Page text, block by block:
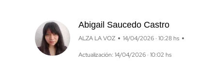
Abigail Saucedo Castro
ALZA LA VOZ 14/04/2026 · 10:28 hs
Actualización: 14/04/2026 · 10:02 hs